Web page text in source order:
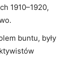
1910–1920,⁣
buntu, były